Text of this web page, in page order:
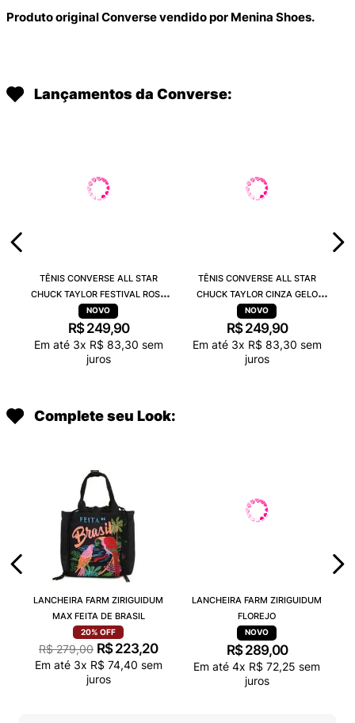
Produto original Converse vendido por Menina Shoes.
Lançamentos da Converse:
TÊNIS CONVERSE ALL STAR
CHUCK TAYLOR FESTIVAL ROSA
PRATA BRANCO CK15090002
R$ 249,90
Em até 3x R$ 83,30 sem
juros
TÊNIS CONVERSE ALL STAR
CHUCK TAYLOR CINZA GELO
PRATA BRANCO CK15090001
R$ 249,90
Em até 3x R$ 83,30 sem
juros
Complete seu Look:
LANCHEIRA FARM ZIRIGUIDUM
MAX FEITA DE BRASIL
20% OFF
R$ 279,00 R$ 223,20
Em até 3x R$ 74,40 sem
juros
LANCHEIRA FARM ZIRIGUIDUM
FLOREJO
R$ 289,00
Em até 4x R$ 72,25 sem
juros